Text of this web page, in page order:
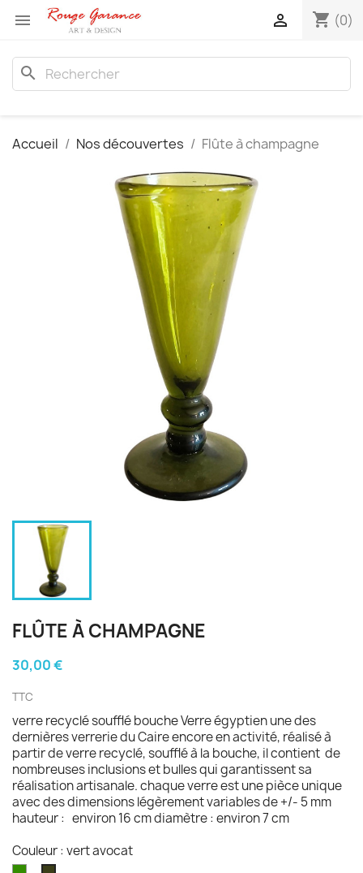
 shopping_cart (0)

search
Accueil Nos découvertes Flûte à champagne
FLÛTE À CHAMPAGNE
30,00 €
TTC
verre recyclé soufflé bouche Verre égyptien une des
dernières verrerie du Caire encore en activité, réalisé à
partir de verre recyclé, soufflé à la bouche, il contient de
nombreuses inclusions et bulles qui garantissent sa
réalisation artisanale. chaque verre est une pièce unique
avec des dimensions légèrement variables de +/- 5 mm
hauteur : environ 16 cm diamètre : environ 7 cm
Couleur : vert avocat